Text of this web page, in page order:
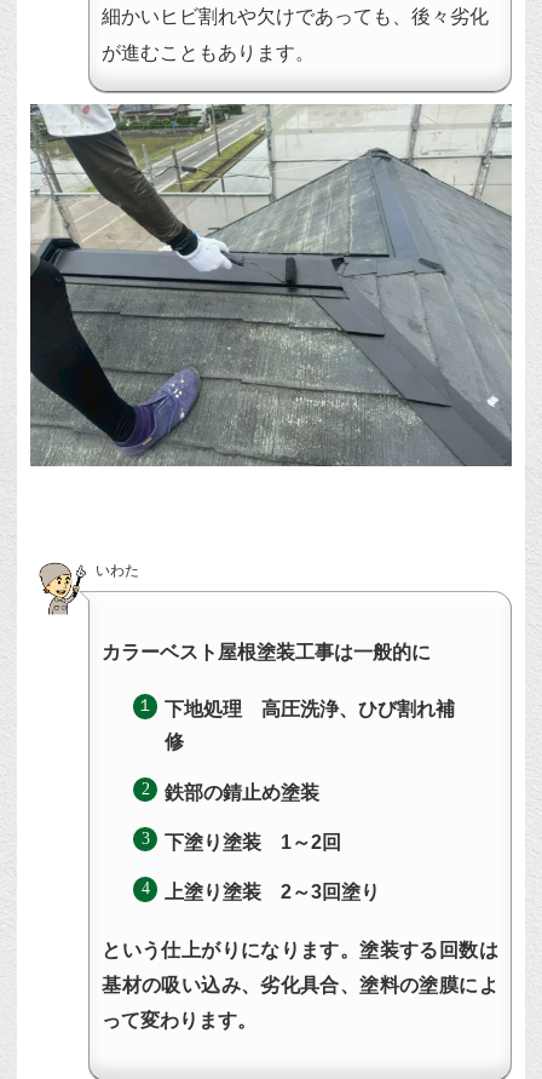
細かいヒビ割れや欠けであっても、後々劣化
が進むこともあります。
いわた
カラーベスト屋根塗装工事は一般的に
下地処理 高圧洗浄、ひび割れ補
修
鉄部の錆止め塗装
下塗り塗装 1～2回
上塗り塗装 2～3回塗り
という仕上がりになります。塗装する回数は
基材の吸い込み、劣化具合、塗料の塗膜によ
って変わります。